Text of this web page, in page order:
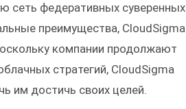
сеть федеративных суверенных
преимущества, CloudSigma
компании продолжают
стратегий, CloudSigma
им достичь своих целей.